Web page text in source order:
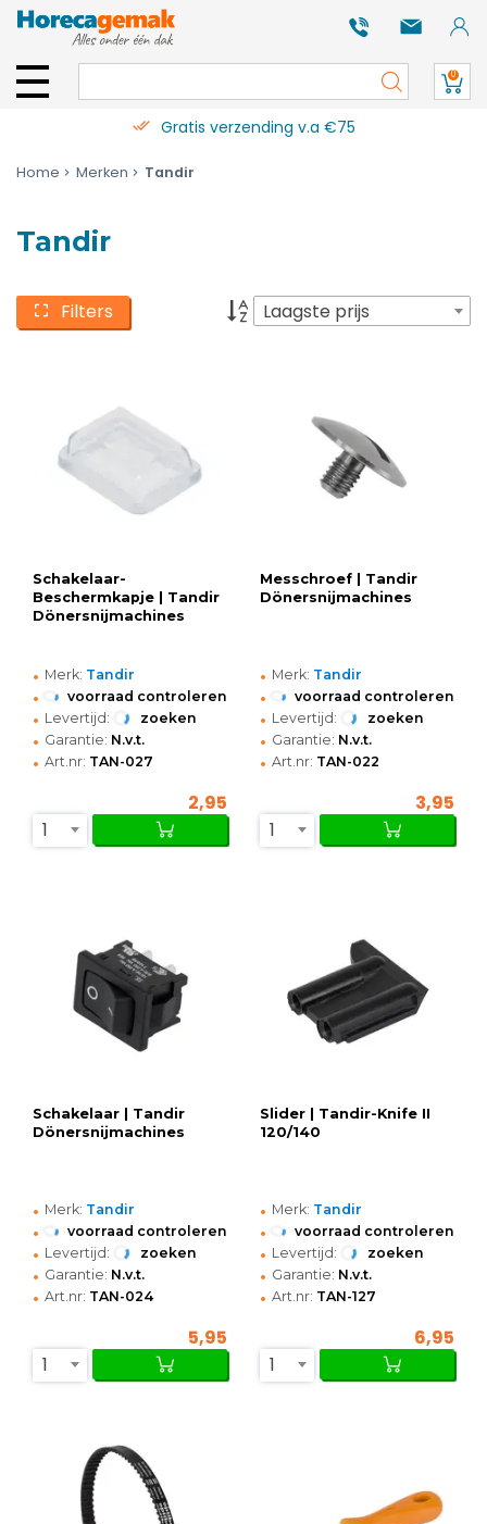
0
Gratis verzending v.a €75
Home Merken Tandir
Tandir
Filters Laagste prijs
Schakelaar-
Beschermkapje | Tandir
Dönersnijmachines
• Merk: Tandir
• voorraad controleren
• Levertijd: zoeken
• Garantie: N.v.t.
• Art.nr: TAN-027
2,95
1
Messchroef | Tandir
Dönersnijmachines
• Merk: Tandir
• voorraad controleren
• Levertijd: zoeken
• Garantie: N.v.t.
• Art.nr: TAN-022
3,95
1
Schakelaar | Tandir
Dönersnijmachines
• Merk: Tandir
• voorraad controleren
• Levertijd: zoeken
• Garantie: N.v.t.
• Art.nr: TAN-024
5,95
1
Slider | Tandir-Knife II
120/140
• Merk: Tandir
• voorraad controleren
• Levertijd: zoeken
• Garantie: N.v.t.
• Art.nr: TAN-127
6,95
1